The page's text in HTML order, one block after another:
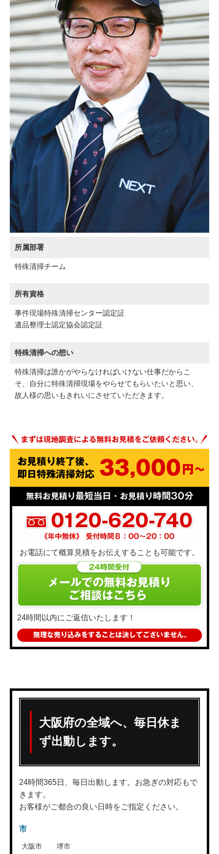
所属部署
特殊清掃チーム
所有資格
事件現場特殊清掃センター認定証
遺品整理士認定協会認定証
特殊清掃への想い
特殊清掃は誰かがやらなければいけない仕事だからこ
そ、自分に特殊清掃現場をやらせてもらいたいと思い、
故人様の思いもきれいにさせていただきます。
お電話にて概算見積をお伝えすることも可能です。
24時間以内にご返信いたします！
大阪府の全域へ、毎日休ま
ず出動します。
24時間365日、毎日出動します。お急ぎの対応もで
きます。
お客様がご都合の良い日時をご指定ください。
市
大阪市 堺市